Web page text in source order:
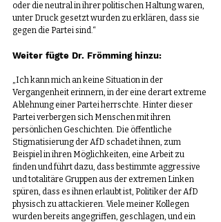
oder die neutral in ihrer politischen Haltung waren,
unter Druck gesetzt wurden zu erklären, dass sie
gegen die Partei sind.“
Weiter fügte Dr. Frömming hinzu:
„Ich kann mich an keine Situation in der
Vergangenheit erinnern, in der eine derart extreme
Ablehnung einer Partei herrschte. Hinter dieser
Partei verbergen sich Menschen mit ihren
persönlichen Geschichten. Die öffentliche
Stigmatisierung der AfD schadet ihnen, zum
Beispiel in ihren Möglichkeiten, eine Arbeit zu
finden und führt dazu, dass bestimmte aggressive
und totalitäre Gruppen aus der extremen Linken
spüren, dass es ihnen erlaubt ist, Politiker der AfD
physisch zu attackieren. Viele meiner Kollegen
wurden bereits angegriffen, geschlagen, und ein